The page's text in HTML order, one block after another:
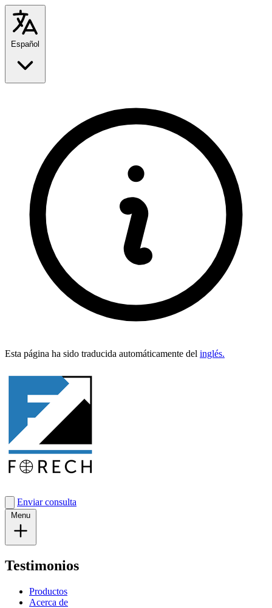
Esta pági­na ha sido tra­duci­da automáti­ca­mente del inglés.
Enviar consulta
Testimonios
Productos
Acerca de